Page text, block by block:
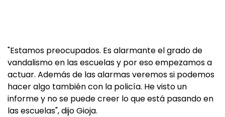
"Estamos preocupados. Es alarmante el grado de
vandalismo en las escuelas y por eso empezamos a
actuar. Además de las alarmas veremos si podemos
hacer algo también con la policía. He visto un
informe y no se puede creer lo que está pasando en
las escuelas", dijo Gioja.